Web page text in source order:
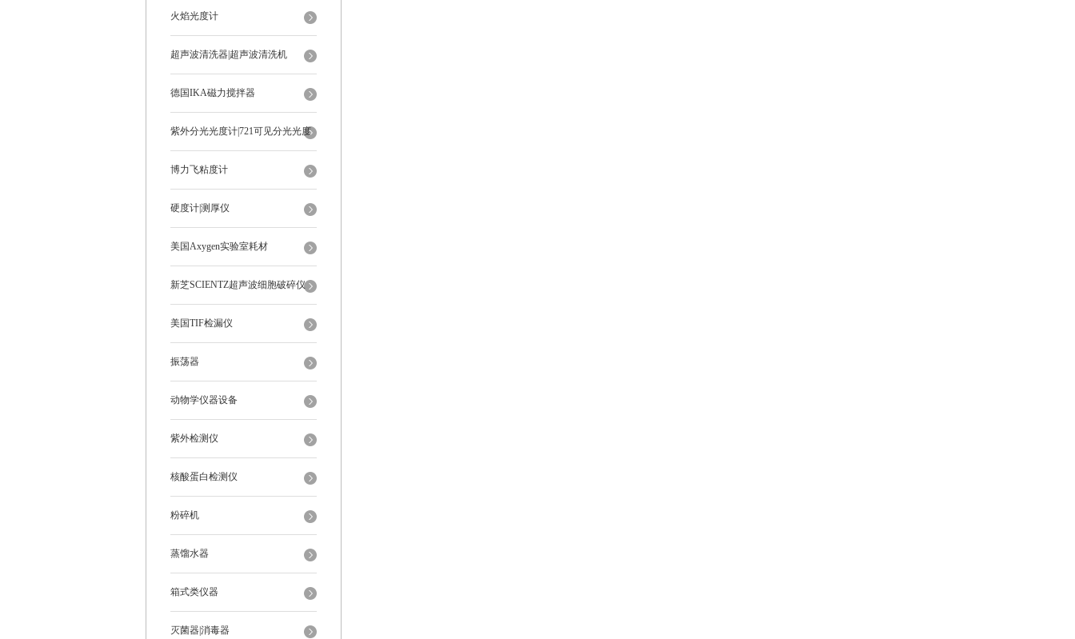
火焰光度计
超声波清洗器|超声波清洗机
德国IKA磁力搅拌器
紫外分光光度计|721可见分光光度
计
博力飞粘度计
硬度计|测厚仪
美国Axygen实验室耗材
新芝SCIENTZ超声波细胞破碎仪
美国TIF检漏仪
振荡器
动物学仪器设备
紫外检测仪
核酸蛋白检测仪
粉碎机
蒸馏水器
箱式类仪器
灭菌器|消毒器